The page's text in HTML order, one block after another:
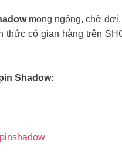
mong ngóng, chờ
thức có gian hàng trên
Shadow: